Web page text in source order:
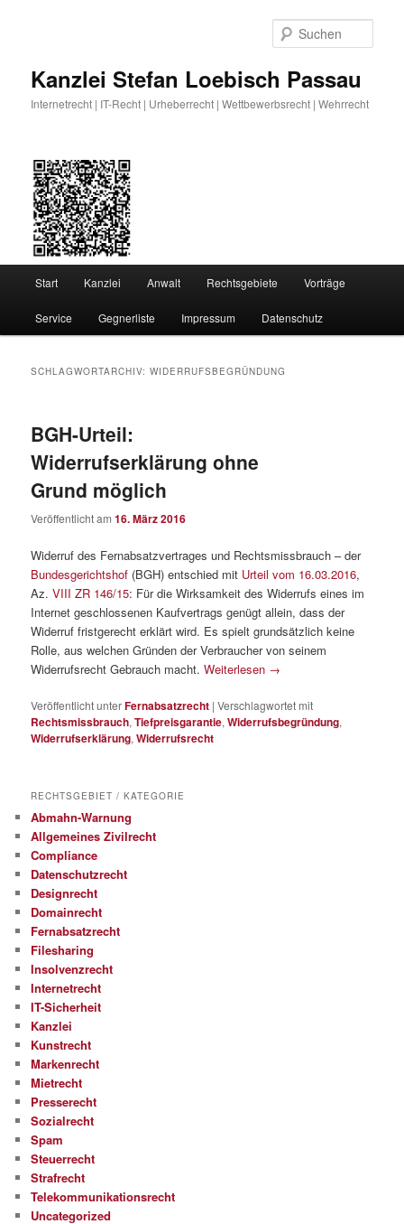
Kanzlei Stefan Loebisch Passau
Internetrecht | IT-Recht | Urheberrecht | Wettbewerbsrecht | Wehrrecht
Start Kanzlei Anwalt Rechtsgebiete Vorträge
Service Gegnerliste Impressum Datenschutz
SCHLAGWORTARCHIV:WIDERRUFSBEGRÜNDUNG
BGH-Urteil:
Widerrufserklärung ohne
Grund möglich
Veröffentlicht am16. März 2016
Widerruf des Fernabsatzvertrages und Rechtsmissbrauch – der
Bundesgerichtshof (BGH) entschied mit Urteil vom 16.03.2016,
Az.VIII ZR 146/15: Für die Wirksamkeit des Widerrufs eines im
Internet geschlossenen Kaufvertrags genügt allein, dass der
Widerruf fristgerecht erklärt wird. Es spielt grundsätzlich keine
Rolle, aus welchen Gründen der Verbraucher von seinem
Widerrufsrecht Gebrauch macht.Weiterlesen →
Veröffentlicht unterFernabsatzrecht |Verschlagwortet mit
Rechtsmissbrauch,Tiefpreisgarantie,Widerrufsbegründung,
Widerrufserklärung,Widerrufsrecht
RECHTSGEBIET / KATEGORIE
Abmahn-Warnung
Allgemeines Zivilrecht
Compliance
Datenschutzrecht
Designrecht
Domainrecht
Fernabsatzrecht
Filesharing
Insolvenzrecht
Internetrecht
IT-Sicherheit
Kanzlei
Kunstrecht
Markenrecht
Mietrecht
Presserecht
Sozialrecht
Spam
Steuerrecht
Strafrecht
Telekommunikationsrecht
Uncategorized